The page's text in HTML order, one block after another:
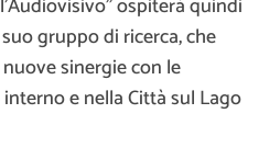
gruppo di ricerca, che
sinergie con le
e nella Città sul Lago